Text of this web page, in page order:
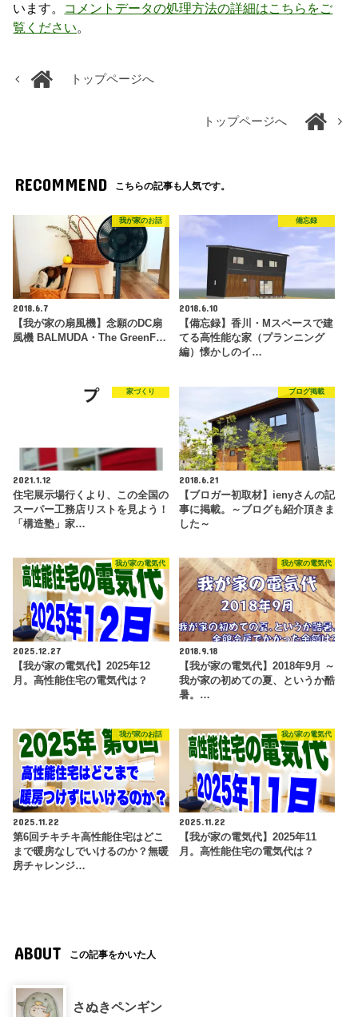
います。 コメントデータの処理方法の詳細はこちらをご
覧ください。
トップページへ
トップページへ
RECOMMEND こちらの記事も人気です。
我が家のお話
2018.6.7
【我が家の扇風機】念願のDC扇
風機 BALMUDA・The GreenF…
備忘録
2018.6.10
【備忘録】香川・Mスペースで建
てる高性能な家（プランニング
編）懐かしのイ…
家づくり
2021.1.12
住宅展示場行くより、この全国の
スーパー工務店リストを見よう！
「構造塾」家…
ブログ掲載
2018.6.21
【ブロガー初取材】ienyさんの記
事に掲載。～ブログも紹介頂きま
した～
我が家の電気代
2025.12.27
【我が家の電気代】2025年12
月。高性能住宅の電気代は？
我が家の電気代
2018.9.18
【我が家の電気代】2018年9月 ～
我が家の初めての夏、というか酷
暑。…
我が家のお話
2025.11.22
第6回チキチキ高性能住宅はどこ
まで暖房なしでいけるのか？無暖
房チャレンジ…
我が家の電気代
2025.11.22
【我が家の電気代】2025年11
月。高性能住宅の電気代は？
ABOUT この記事をかいた人
さぬきペンギン